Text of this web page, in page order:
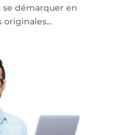
démarquer en